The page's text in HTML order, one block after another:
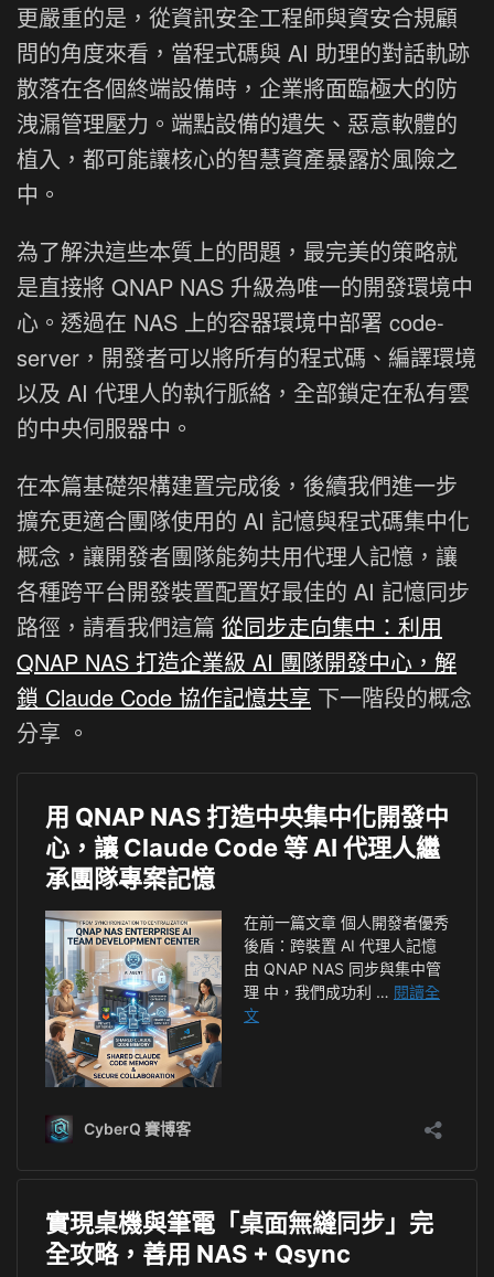
更嚴重的是，從資訊安全工程師與資安合規顧
問的角度來看，當程式碼與 AI 助理的對話軌跡
散落在各個終端設備時，企業將面臨極大的防
洩漏管理壓力。端點設備的遺失、惡意軟體的
植入，都可能讓核心的智慧資產暴露於風險之
中。
為了解決這些本質上的問題，最完美的策略就
是直接將 QNAP NAS 升級為唯一的開發環境中
心。透過在 NAS 上的容器環境中部署 code-
server，開發者可以將所有的程式碼、編譯環境
以及 AI 代理人的執行脈絡，全部鎖定在私有雲
的中央伺服器中。
在本篇基礎架構建置完成後，後續我們進一步
擴充更適合團隊使用的 AI 記憶與程式碼集中化
概念，讓開發者團隊能夠共用代理人記憶，讓
各種跨平台開發裝置配置好最佳的 AI 記憶同步
路徑，請看我們這篇 從同步走向集中：利用
QNAP NAS 打造企業級 AI 團隊開發中心，解
鎖 Claude Code 協作記憶共享 下一階段的概念
分享 。